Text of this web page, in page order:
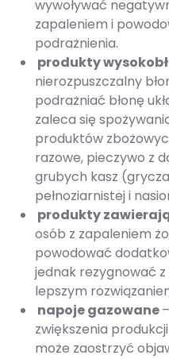
wywoływać
zapaleniem i
podrażnienia.
produkty
nierozpuszczalny
podrażniać błonę
zaleca się
produktów
razowe, pieczywo z
grubych kasz
pełnoziarnistej i
produkty
osób z zapaleniem
powodować
jednak rezygnować z
lepszym
napoje gazowane
zwiększenia
może zaostrzyć